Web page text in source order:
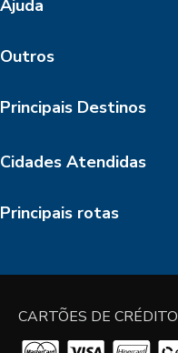
Ajuda
Outros
Principais Destinos
Cidades Atendidas
Principais rotas
CARTÕES DE CRÉDITO